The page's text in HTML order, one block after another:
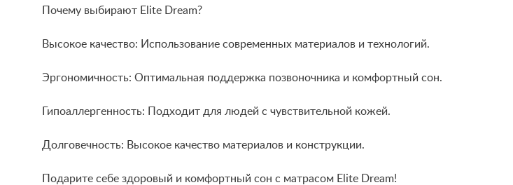
Почему выбирают Elite Dream?
Высокое качество: Использование современных материалов и технологий.
Эргономичность: Оптимальная поддержка позвоночника и комфортный сон.
Гипоаллергенность: Подходит для людей с чувствительной кожей.
Долговечность: Высокое качество материалов и конструкции.
Подарите себе здоровый и комфортный сон с матрасом Elite Dream!